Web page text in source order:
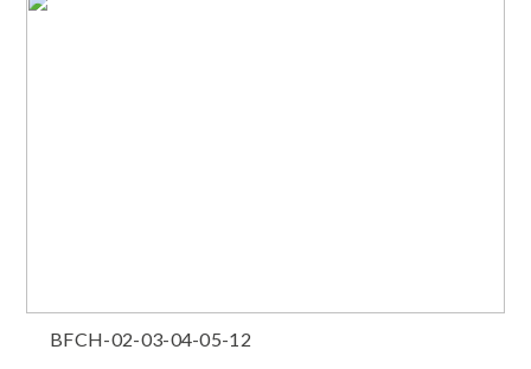
BFCH-02-03-04-05-12